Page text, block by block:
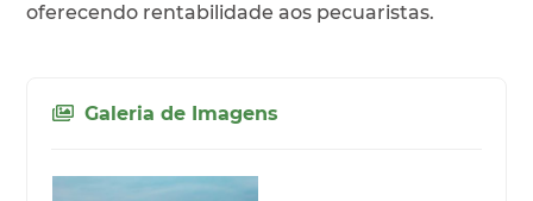
oferecendo rentabilidade aos pecuaristas.
Galeria de Imagens